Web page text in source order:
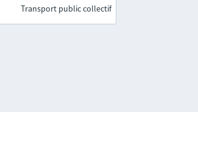
Transport public collectif